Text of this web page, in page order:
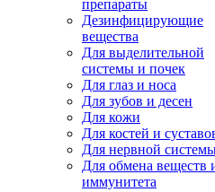
препараты
Дезинфицирующие
вещества
Для выделительной
системы и почек
Для глаз и носа
Для зубов и десен
Для кожи
Для костей и
Для нервной
Для обмена веществ
иммунитета